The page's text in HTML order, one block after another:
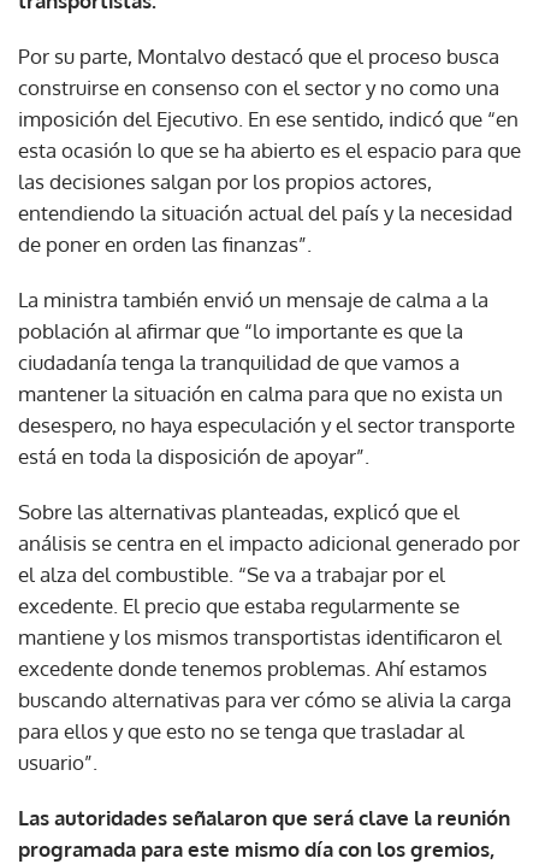
Por su parte, Montalvo destacó que el proceso busca
construirse en consenso con el sector y no como una
imposición del Ejecutivo. En ese sentido, indicó que “en
esta ocasión lo que se ha abierto es el espacio para que
las decisiones salgan por los propios actores,
entendiendo la situación actual del país y la necesidad
de poner en orden las finanzas”.
La ministra también envió un mensaje de calma a la
población al afirmar que “lo importante es que la
ciudadanía tenga la tranquilidad de que vamos a
mantener la situación en calma para que no exista un
desespero, no haya especulación y el sector transporte
está en toda la disposición de apoyar”.
Sobre las alternativas planteadas, explicó que el
análisis se centra en el impacto adicional generado por
el alza del combustible. “Se va a trabajar por el
excedente. El precio que estaba regularmente se
mantiene y los mismos transportistas identificaron el
excedente donde tenemos problemas. Ahí estamos
buscando alternativas para ver cómo se alivia la carga
para ellos y que esto no se tenga que trasladar al
usuario”.
Las autoridades señalaron que será clave la reunión
programada para este mismo día con los gremios,